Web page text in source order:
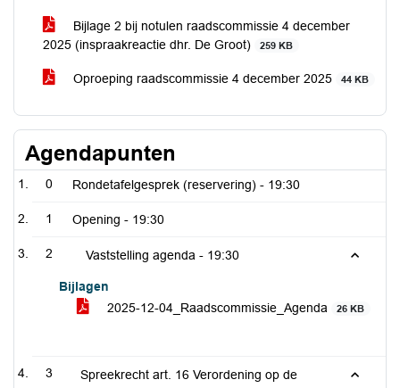
Bijlage 2 bij notulen raadscommissie 4 december
2025 (inspraakreactie dhr. De Groot)
259 KB
Oproeping raadscommissie 4 december 2025 44 KB
Agendapunten
0 Rondetafelgesprek (reservering) - 19:30
1 Opening - 19:30
2 Vaststelling agenda - 19:30
Bijlagen
2025-12-04_Raadscommissie_Agenda
26 KB
3
Spreekrecht art. 16 Verordening op de